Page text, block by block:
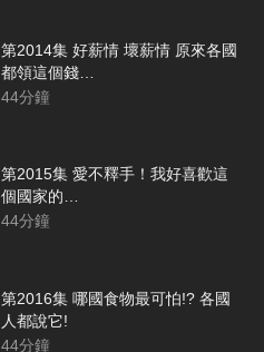
第2014集 好薪情 壞薪情 原來各國
都領這個錢…
44分鐘
第2015集 愛不釋手！我好喜歡這
個國家的…
44分鐘
第2016集 哪國食物最可怕!? 各國
人都說它!
44分鐘